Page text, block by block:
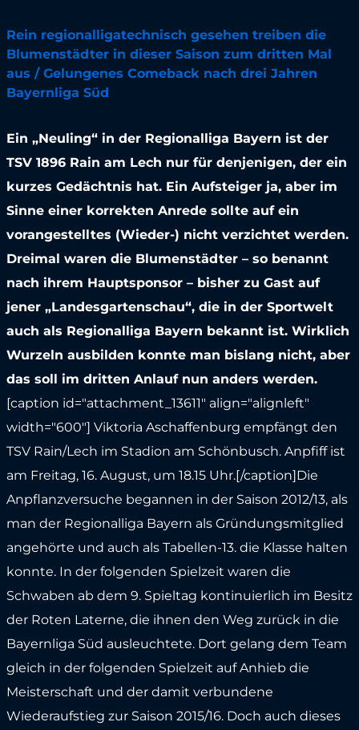
Rein regionalligatechnisch gesehen treiben die
Blumenstädter in dieser Saison zum dritten Mal
aus / Gelungenes Comeback nach drei Jahren
Bayernliga Süd
Ein „Neuling“ in der Regionalliga Bayern ist der
TSV 1896 Rain am Lech nur für denjenigen, der ein
kurzes Gedächtnis hat. Ein Aufsteiger ja, aber im
Sinne einer korrekten Anrede sollte auf ein
vorangestelltes (Wieder-) nicht verzichtet werden.
Dreimal waren die Blumenstädter – so benannt
nach ihrem Hauptsponsor – bisher zu Gast auf
jener „Landesgartenschau“, die in der Sportwelt
auch als Regionalliga Bayern bekannt ist. Wirklich
Wurzeln ausbilden konnte man bislang nicht, aber
das soll im dritten Anlauf nun anders werden.
[caption id="attachment_13611" align="alignleft"
width="600"] Viktoria Aschaffenburg empfängt den
TSV Rain/Lech im Stadion am Schönbusch. Anpfiff ist
am Freitag, 16. August, um 18.15 Uhr.[/caption]Die
Anpflanzversuche begannen in der Saison 2012/13, als
man der Regionalliga Bayern als Gründungsmitglied
angehörte und auch als Tabellen-13. die Klasse halten
konnte. In der folgenden Spielzeit waren die
Schwaben ab dem 9. Spieltag kontinuierlich im Besitz
der Roten Laterne, die ihnen den Weg zurück in die
Bayernliga Süd ausleuchtete. Dort gelang dem Team
gleich in der folgenden Spielzeit auf Anhieb die
Meisterschaft und der damit verbundene
Wiederaufstieg zur Saison 2015/16. Doch auch dieses